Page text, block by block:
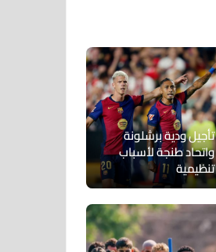
تأجيل ودية برشلونة
واتحاد طنجة لأسباب
تنظيمية